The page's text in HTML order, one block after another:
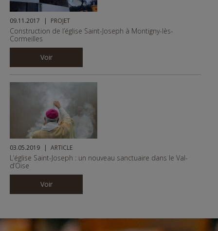
09.11.2017 PROJET
Construction de l’église Saint-Joseph à Montigny-lès-
Cormeilles
Voir
03.05.2019 ARTICLE
L’église Saint-Joseph : un nouveau sanctuaire dans le Val-
d’Oise
Voir